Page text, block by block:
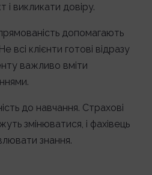
викликати довіру.
допомагають
всі клієнти готові відразу
важливо вміти
до навчання. Страхові
змінюватися, і фахівець
знання.